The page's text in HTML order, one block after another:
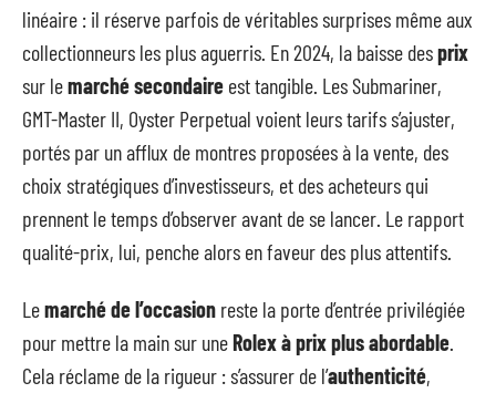
linéaire : il réserve parfois de véritables surprises même aux
collectionneurs les plus aguerris. En 2024, la baisse desprix
sur lemarché secondaire est tangible. Les Submariner,
GMT-Master II, Oyster Perpetual voient leurs tarifs s’ajuster,
portés par un afflux de montres proposées à la vente, des
choix stratégiques d’investisseurs, et des acheteurs qui
prennent le temps d’observer avant de se lancer. Le rapport
qualité-prix, lui, penche alors en faveur des plus attentifs.
Lemarché de l’occasion reste la porte d’entrée privilégiée
pour mettre la main sur uneRolex à prix plus abordable.
Cela réclame de la rigueur : s’assurer de l’authenticité,